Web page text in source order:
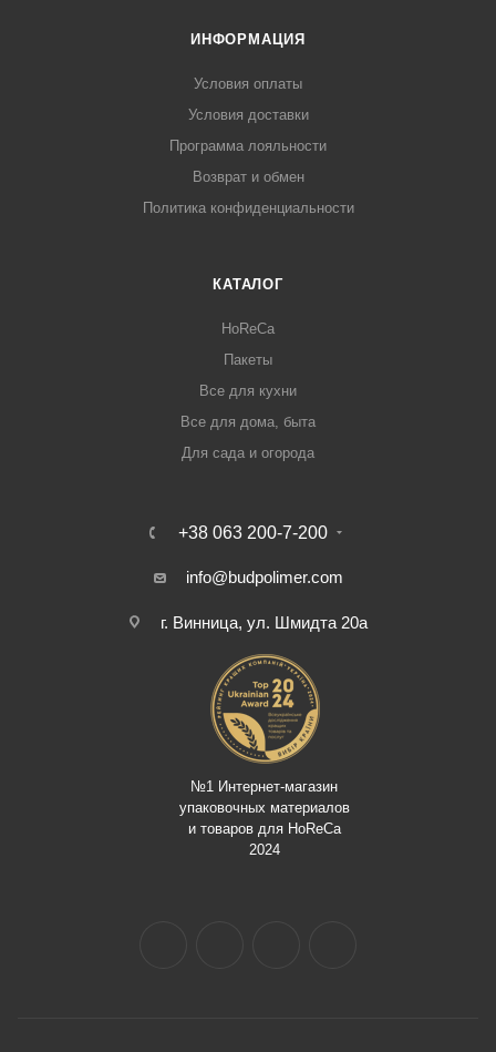
ИНФОРМАЦИЯ
Условия оплаты
Условия доставки
Программа лояльности
Возврат и обмен
Политика конфиденциальности
КАТАЛОГ
HoReCa
Пакеты
Все для кухни
Все для дома, быта
Для сада и огорода
+38 063 200-7-200
info@budpolimer.com
г. Винница, ул. Шмидта 20а
№1 Интернет-магазин
упаковочных материалов
и товаров для HoReCa
2024